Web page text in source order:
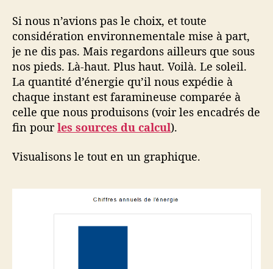
Si nous n’avions pas le choix, et toute
considération environnementale mise à part,
je ne dis pas. Mais regardons ailleurs que sous
nos pieds. Là-haut. Plus haut. Voilà. Le soleil.
La quantité d’énergie qu’il nous expédie à
chaque instant est faramineuse comparée à
celle que nous produisons (voir les encadrés de
fin pourles sources du calcul).
Visualisons le tout en un graphique.